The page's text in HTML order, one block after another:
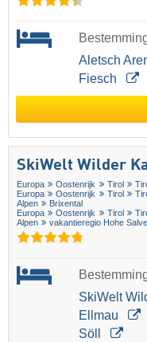
Aletsch
Fiesch
SkiWelt Wilder
Europa Oostenrijk Tirol
Europa
Oostenrijk Tirol
Alpen
Brixental
Europa
Oostenrijk Tirol
Alpen
vakantieregio Hohe Salve
SkiWelt
Ellmau
Söll